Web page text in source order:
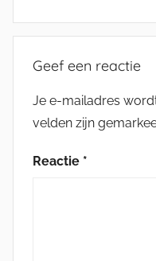
Geef een reactie
Je e-mailadres
velden zijn
Reactie *